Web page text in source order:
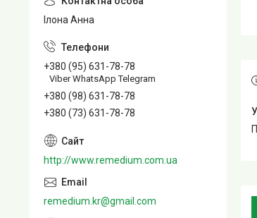
Ілона Анна
+380 (95) 631-78-78
Viber WhatsApp Telegram
+380 (98) 631-78-78
+380 (73) 631-78-78
http://www.remedium.com.ua
remedium.kr@gmail.com